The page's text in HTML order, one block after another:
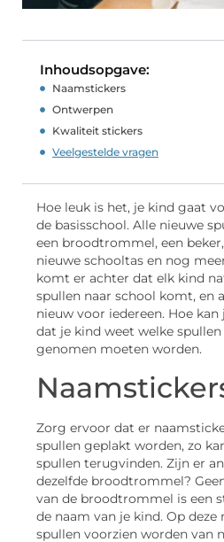
Inhoudsopgave:
Naamstickers
Ontwerpen
Kwaliteit stickers
Veelgestelde vragen
Hoe leuk is het, je kind gaat
de basisschool. Alle nieuwe
een broodtrommel, een
nieuwe schooltas en nog
komt er achter dat elk kind
spullen naar school komt, en
nieuw voor iedereen. Hoe
dat je kind weet welke
genomen moeten worden.
Zorg ervoor dat er
spullen geplakt worden, zo
spullen terugvinden. Zijn er
dezelfde broodtrommel?
van de broodtrommel is een
de naam van je kind. Op
spullen voorzien worden van